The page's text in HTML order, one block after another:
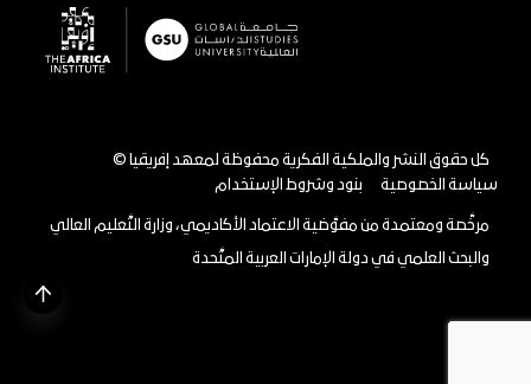
© كل حقوق النشر والملكية الفكرية محفوظة لمعهد إفريقيا
بنود وشروط الإستخدام
سياسة الخصوصية
مرخَّصة ومعتمدة من مفوَّضية الاعتماد الأكاديمي، وزارة التَّعليم العالي
والبحث العلمي في دولة الإمارات العربية المتَّحدة